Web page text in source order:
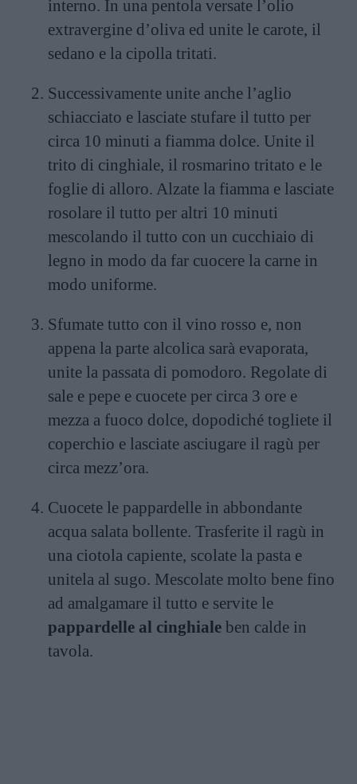
interno. In una pentola versate l’olio
extravergine d’oliva ed unite le carote, il
sedano e la cipolla tritati.
Successivamente unite anche l’aglio
schiacciato e lasciate stufare il tutto per
circa 10 minuti a fiamma dolce. Unite il
trito di cinghiale, il rosmarino tritato e le
foglie di alloro. Alzate la fiamma e lasciate
rosolare il tutto per altri 10 minuti
mescolando il tutto con un cucchiaio di
legno in modo da far cuocere la carne in
modo uniforme.
Sfumate tutto con il vino rosso e, non
appena la parte alcolica sarà evaporata,
unite la passata di pomodoro. Regolate di
sale e pepe e cuocete per circa 3 ore e
mezza a fuoco dolce, dopodiché togliete il
coperchio e lasciate asciugare il ragù per
circa mezz’ora.
Cuocete le pappardelle in abbondante
acqua salata bollente. Trasferite il ragù in
una ciotola capiente, scolate la pasta e
unitela al sugo. Mescolate molto bene fino
ad amalgamare il tutto e servite le
pappardelle al cinghiale ben calde in
tavola.